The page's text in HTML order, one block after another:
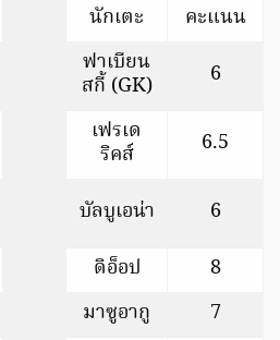
นักเตะ
คะแนน
ฟาเบียน
สกี้ (GK) 6
เฟรเด
ริคส์ 6.5
บัลบูเอน่า
6
ดิอ็อป
8
มาซูอากู
7